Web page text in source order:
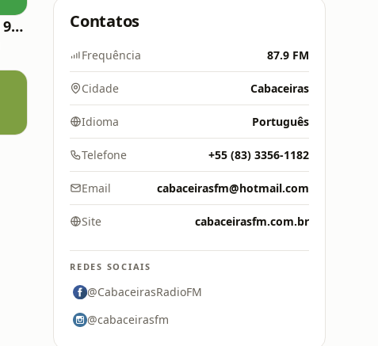
Rádio Melodia FM 97,5 Contatos
Frequência 87.9 FM
Cidade Cabaceiras
Idioma Português
Telefone +55 (83) 3356-1182
Email cabaceirasfm@hotmail.com
Site cabaceirasfm.com.br
REDES SOCIAIS
@CabaceirasRadioFM
@cabaceirasfm